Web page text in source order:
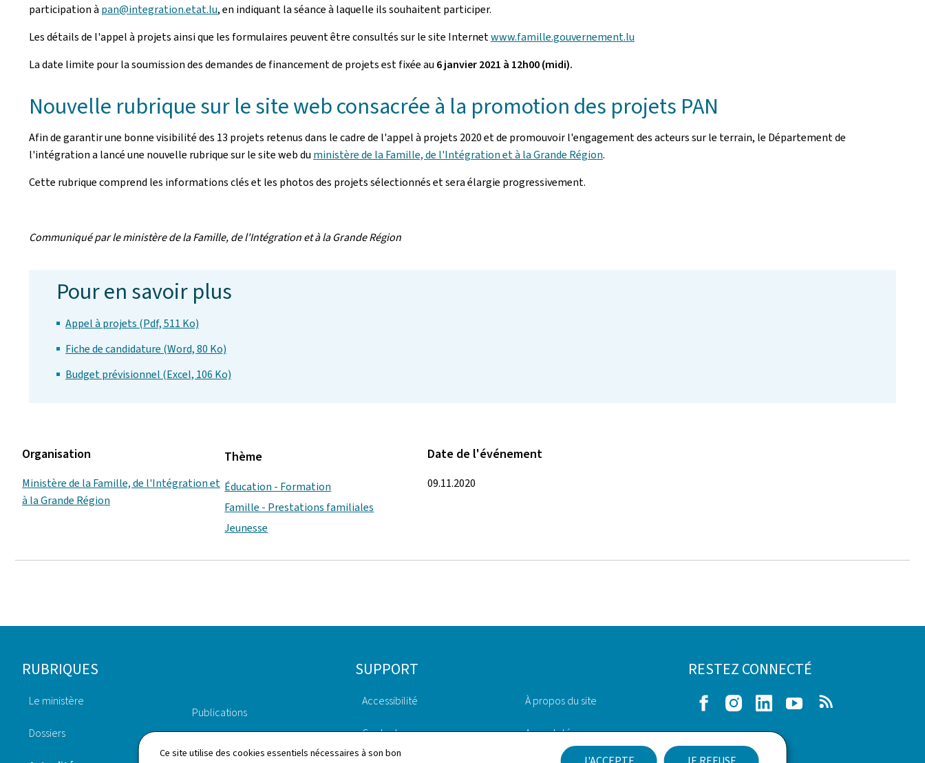
Ce site utilise des cookies essentiels nécessaires à son bon
participation à pan@integration.etat.lu, en indiquant la séance à laquelle ils souhaitent participer.
Les détails de l'appel à projets ainsi que les formulaires peuvent être consultés sur le site Internetwww.famille.gouvernement.lu
La date limite pour la soumission des demandes de financement de projets est fixée au 6 janvier 2021 à 12h00 (midi).
Nouvelle rubrique sur le site web consacrée à la promotion des projets PAN
Afin de garantir une bonne visibilité des 13 projets retenus dans le cadre de l'appel à projets 2020 et de promouvoir l'engagement des acteurs sur le terrain, le Département de
l'intégration a lancé une nouvelle rubrique sur le site web du ministère de la Famille, de l'Intégration et à la Grande Région.
Cette rubrique comprend les informations clés et les photos des projets sélectionnés et sera élargie progressivement.
Communiqué par le ministère de la Famille, de l'Intégration et à la Grande Région
Pour en savoir plus
Appel à projets (Pdf, 511 Ko)
Fiche de candidature (Word, 80 Ko)
Budget prévisionnel (Excel, 106 Ko)
Organisation
Ministère de la Famille, de l'Intégration et
à la Grande Région
Thème
Éducation - Formation
Famille - Prestations familiales
Jeunesse
Date de l'événement
09.11.2020
Pied
de
RUBRIQUES
Le ministère
Dossiers
Publications
SUPPORT
Accessibilité
Contact
À propos du site
Aspects légaux
RESTEZ CONNECTÉ
FacebookInstagramLinkedIn Youtube